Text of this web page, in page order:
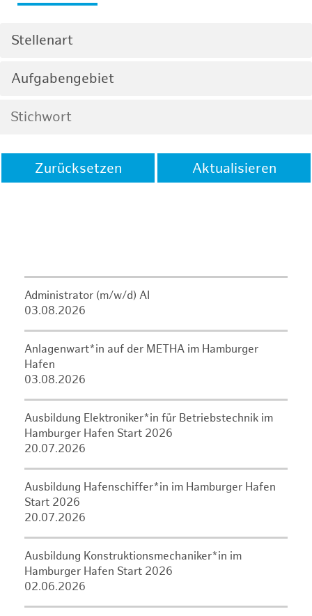
Stellenart
Aufgabengebiet
Zurücksetzen Aktualisieren
Administrator (m/w/d) AI
03.08.2026
Anlagenwart*in auf der METHA im Hamburger
Hafen
03.08.2026
Ausbildung Elektroniker*in für Betriebstechnik im
Hamburger Hafen Start 2026
20.07.2026
Ausbildung Hafenschiffer*in im Hamburger Hafen
Start 2026
20.07.2026
Ausbildung Konstruktionsmechaniker*in im
Hamburger Hafen Start 2026
02.06.2026